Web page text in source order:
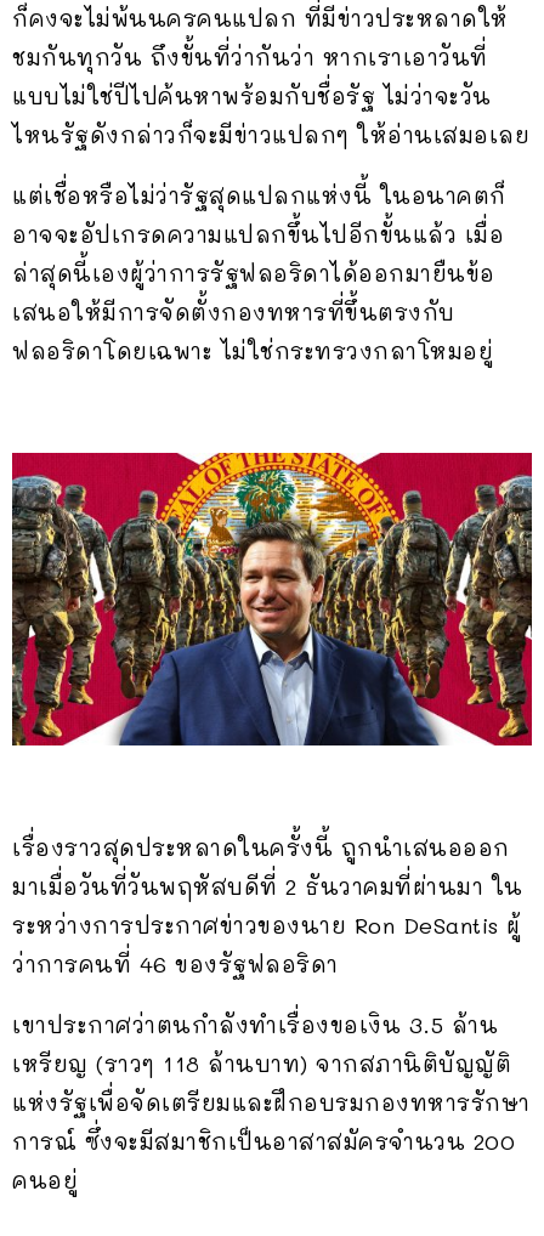
ก็คงจะไม่พ้นนครคนแปลก ที่มีข่าวประหลาดให้
ชมกันทุกวัน ถึงขั้นที่ว่ากันว่า หากเราเอาวันที่
แบบไม่ใช่ปีไปค้นหาพร้อมกับชื่อรัฐ ไม่ว่าจะวัน
ไหนรัฐดังกล่าวก็จะมีข่าวแปลกๆ ให้อ่านเสมอเลย
แต่เชื่อหรือไม่ว่ารัฐสุดแปลกแห่งนี้ ในอนาคตก็
อาจจะอัปเกรดความแปลกขึ้นไปอีกขั้นแล้ว เมื่อ
ล่าสุดนี้เองผู้ว่าการรัฐฟลอริดาได้ออกมายืนข้อ
เสนอให้มีการจัดตั้งกองทหารที่ขึ้นตรงกับ
ฟลอริดาโดยเฉพาะ ไม่ใช่กระทรวงกลาโหมอยู่
เรื่องราวสุดประหลาดในครั้งนี้ ถูกนำเสนอออก
มาเมื่อวันที่วันพฤหัสบดีที่ 2 ธันวาคมที่ผ่านมา ใน
ระหว่างการประกาศข่าวของนาย Ron DeSantis ผู้
ว่าการคนที่ 46 ของรัฐฟลอริดา
เขาประกาศว่าตนกำลังทำเรื่องขอเงิน 3.5 ล้าน
เหรียญ (ราวๆ 118 ล้านบาท) จากสภานิติบัญญัติ
แห่งรัฐเพื่อจัดเตรียมและฝึกอบรมกองทหารรักษา
การณ์ ซึ่งจะมีสมาชิกเป็นอาสาสมัครจำนวน 200
คนอยู่